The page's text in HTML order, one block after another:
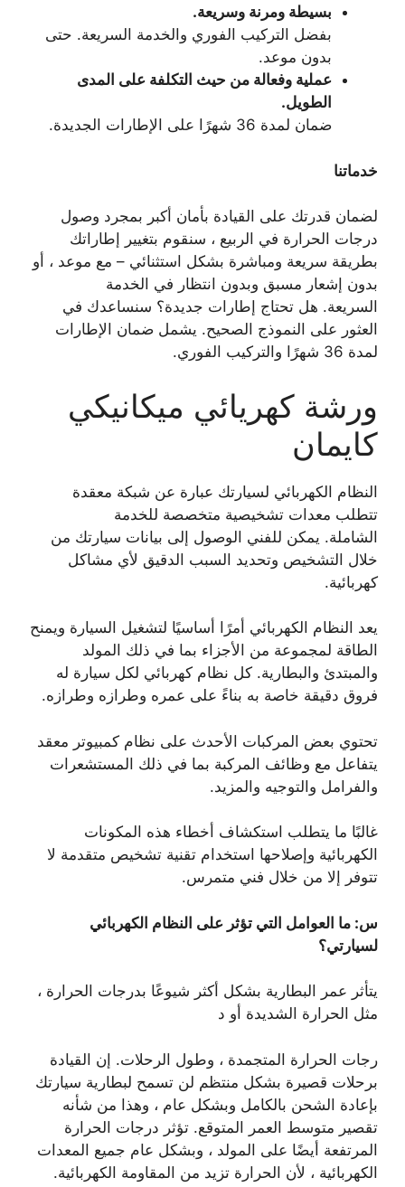
بسيطة ومرنة وسريعة.
بفضل التركيب الفوري والخدمة السريعة. حتى
بدون موعد.
عملية وفعالة من حيث التكلفة على المدى
الطويل.
ضمان لمدة 36 شهرًا على الإطارات الجديدة.
خدماتنا
لضمان قدرتك على القيادة بأمان أكبر بمجرد وصول
درجات الحرارة في الربيع ، سنقوم بتغيير إطاراتك
بطريقة سريعة ومباشرة بشكل استثنائي – مع موعد ، أو
بدون إشعار مسبق وبدون انتظار في الخدمة
السريعة. هل تحتاج إطارات جديدة؟ سنساعدك في
العثور على النموذج الصحيح. يشمل ضمان الإطارات
لمدة 36 شهرًا والتركيب الفوري.
ورشة كهريائي ميكانيكي
كايمان
النظام الكهربائي لسيارتك عبارة عن شبكة معقدة
تتطلب معدات تشخيصية متخصصة للخدمة
الشاملة. يمكن للفني الوصول إلى بيانات سيارتك من
خلال التشخيص وتحديد السبب الدقيق لأي مشاكل
كهربائية.
يعد النظام الكهربائي أمرًا أساسيًا لتشغيل السيارة ويمنح
الطاقة لمجموعة من الأجزاء بما في ذلك المولد
والمبتدئ والبطارية. كل نظام كهربائي لكل سيارة له
فروق دقيقة خاصة به بناءً على عمره وطرازه وطرازه.
تحتوي بعض المركبات الأحدث على نظام كمبيوتر معقد
يتفاعل مع وظائف المركبة بما في ذلك المستشعرات
والفرامل والتوجيه والمزيد.
غالبًا ما يتطلب استكشاف أخطاء هذه المكونات
الكهربائية وإصلاحها استخدام تقنية تشخيص متقدمة لا
تتوفر إلا من خلال فني متمرس.
س: ما العوامل التي تؤثر على النظام الكهربائي
لسيارتي؟
يتأثر عمر البطارية بشكل أكثر شيوعًا بدرجات الحرارة ،
مثل الحرارة الشديدة أو د
رجات الحرارة المتجمدة ، وطول الرحلات. إن القيادة
برحلات قصيرة بشكل منتظم لن تسمح لبطارية سيارتك
بإعادة الشحن بالكامل وبشكل عام ، وهذا من شأنه
تقصير متوسط ​​العمر المتوقع. تؤثر درجات الحرارة
المرتفعة أيضًا على المولد ، وبشكل عام جميع المعدات
الكهربائية ، لأن الحرارة تزيد من المقاومة الكهربائية.